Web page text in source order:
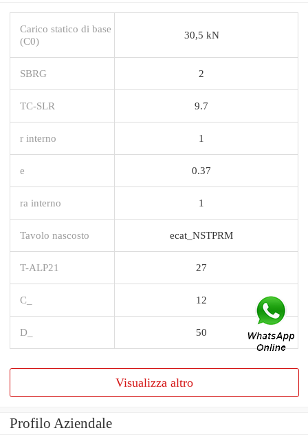
Carico statico di base
(C0)
30,5 kN
SBRG 2
TC-SLR 9.7
r interno 1
e 0.37
ra interno 1
Tavolo nascosto ecat_NSTPRM
T-ALP21 27
C_ 12
D_ 50
Visualizza altro
Profilo Aziendale